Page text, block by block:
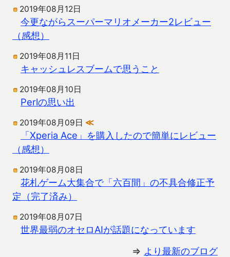
2019年08月12日
今更ながらスーパーマリオメーカー2レビュー
（感想）
2019年08月11日
キャッシュレスブームで思うこと
2019年08月10日
Perlの思い出
2019年08月09日 ≪
「Xperia Ace」を購入したので簡単にレビュー
（感想）
2019年08月08日
花札ゲーム大集合で「六百間」の不具合修正予
定（完了済み）
2019年08月07日
世界最弱のオセロAIが話題になっています
⇒ より最新のブログ